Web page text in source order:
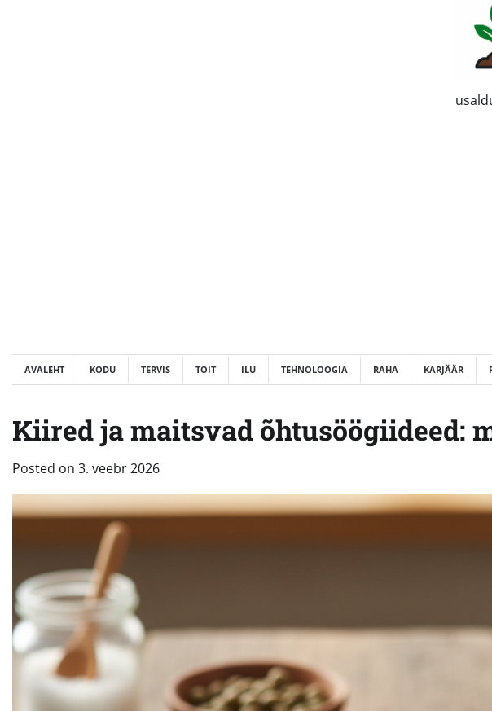
AVALEHT KODU TERVIS TOIT ILU TEHNOLOOGIA RAHA KARJÄÄR
Kiired ja maitsvad õhtusöögiideed:
Posted on 3. veebr 2026